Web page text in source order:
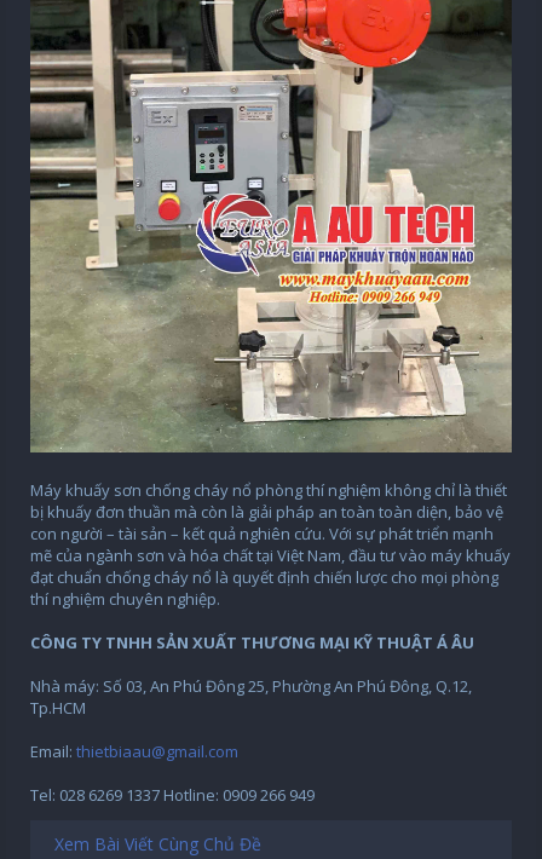
Máy khuấy sơn chống cháy nổ phòng thí nghiệm không chỉ là thiết
bị khuấy đơn thuần mà còn là giải pháp an toàn toàn diện, bảo vệ
con người – tài sản – kết quả nghiên cứu. Với sự phát triển mạnh
mẽ của ngành sơn và hóa chất tại Việt Nam, đầu tư vào máy khuấy
đạt chuẩn chống cháy nổ là quyết định chiến lược cho mọi phòng
thí nghiệm chuyên nghiệp.
CÔNG TY TNHH SẢN XUẤT THƯƠNG MẠI KỸ THUẬT Á ÂU
Nhà máy: Số 03, An Phú Đông 25, Phường An Phú Đông, Q.12,
Tp.HCM
Email: thietbiaau@gmail.com
Tel: 028 6269 1337 Hotline: 0909 266 949
Xem Bài Viết Cùng Chủ Đề